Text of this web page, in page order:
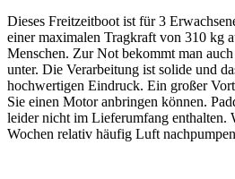
Dieses Freitzeitboot ist für 3
einer maximalen Tragkraft von 310 kg
Menschen. Zur Not bekommt man
unter. Die Verarbeitung ist solide und
hochwertigen Eindruck. Ein großer
Sie einen Motor anbringen können.
leider nicht im Lieferumfang enthalten.
Wochen relativ häufig Luft